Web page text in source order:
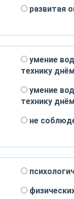
развитая
умение
технику
умение
технику
не